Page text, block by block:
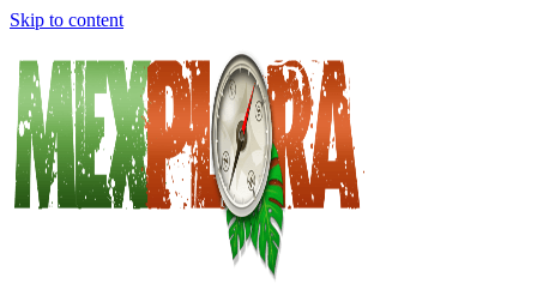
Skip to content